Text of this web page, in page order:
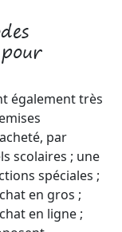
également très
par
scolaires ; une
spéciales ;
en gros ;
en ligne ;